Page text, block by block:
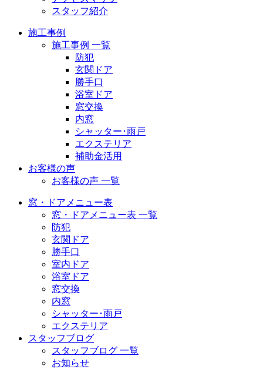
スタッフ紹介
施工事例
施工事例 一覧
防犯
玄関ドア
勝手口
浴室ドア
窓交換
内窓
シャッター･雨戸
エクステリア
補助金活用
お客様の声
お客様の声 一覧
窓・ドアメニュー表
窓・ドアメニュー表 一覧
防犯
玄関ドア
勝手口
室内ドア
浴室ドア
窓交換
内窓
シャッター･雨戸
エクステリア
スタッフブログ
スタッフブログ 一覧
お知らせ